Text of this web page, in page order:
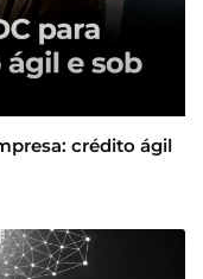
crédito ágil